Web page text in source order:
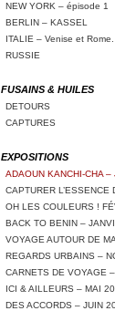
NEW YORK – épisode 1
BERLIN – KASSEL
ITALIE – Venise et Rome.
RUSSIE
FUSAINS & HUILES
DETOURS
CAPTURES
EXPOSITIONS
ADAOUN KANCHI-CHA
CAPTURER
OH LES COULEURS !
BACK TO BENIN –
VOYAGE AUTOUR DE
REGARDS URBAINS –
CARNETS DE VOYAGE
ICI & AILLEURS – MAI
DES ACCORDS – JUIN